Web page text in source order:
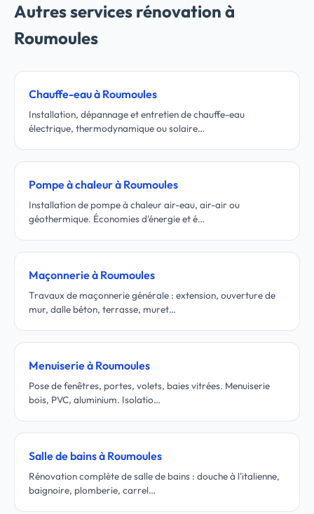
Autres services rénovation à
Roumoules
Chauffe-eau à Roumoules
Installation, dépannage et entretien de chauffe-eau
électrique, thermodynamique ou solaire…
Pompe à chaleur à Roumoules
Installation de pompe à chaleur air-eau, air-air ou
géothermique. Économies d'énergie et é…
Maçonnerie à Roumoules
Travaux de maçonnerie générale : extension, ouverture de
mur, dalle béton, terrasse, muret…
Menuiserie à Roumoules
Pose de fenêtres, portes, volets, baies vitrées. Menuiserie
bois, PVC, aluminium. Isolatio…
Salle de bains à Roumoules
Rénovation complète de salle de bains : douche à l'italienne,
baignoire, plomberie, carrel…